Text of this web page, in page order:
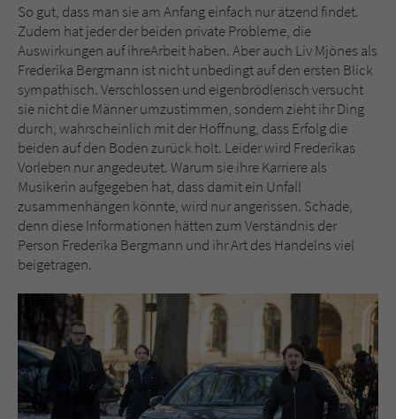
So gut, dass man sie am Anfang einfach nur ätzend findet.
Zudem hat jeder der beiden private Probleme, die
Auswirkungen auf ihreArbeit haben. Aber auch Liv Mjönes als
Frederika Bergmann ist nicht unbedingt auf den ersten Blick
sympathisch. Verschlossen und eigenbrödlerisch versucht
sie nicht die Männer umzustimmen, sondern zieht ihr Ding
durch, wahrscheinlich mit der Hoffnung, dass Erfolg die
beiden auf den Boden zurück holt. Leider wird Frederikas
Vorleben nur angedeutet. Warum sie ihre Karriere als
Musikerin aufgegeben hat, dass damit ein Unfall
zusammenhängen könnte, wird nur angerissen. Schade,
denn diese Informationen hätten zum Verständnis der
Person Frederika Bergmann und ihr Art des Handelns viel
beigetragen.